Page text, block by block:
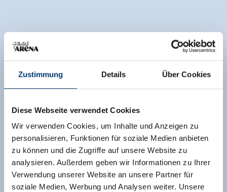
Zustimmung Details Über Cookies
Diese Webseite verwendet Cookies
Wir verwenden Cookies, um Inhalte und Anzeigen zu
personalisieren, Funktionen für soziale Medien anbieten
zu können und die Zugriffe auf unsere Website zu
analysieren. Außerdem geben wir Informationen zu Ihrer
Verwendung unserer Website an unsere Partner für
soziale Medien, Werbung und Analysen weiter. Unsere